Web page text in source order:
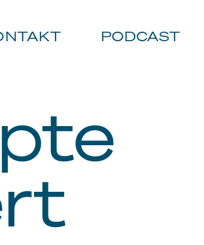
PODCAST